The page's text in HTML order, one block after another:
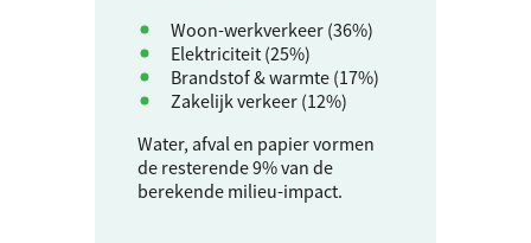
Woon-werkverkeer (36%)
Elektriciteit (25%)
Brandstof & warmte (17%)
Zakelijk verkeer (12%)
Water, afval en papier vormen
de resterende 9% van de
berekende milieu-impact.